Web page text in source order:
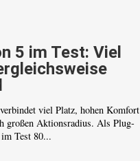
5 im Test: Viel
viel Platz, hohen Komfort
großen Aktionsradius. Als Plug-
Test 80...